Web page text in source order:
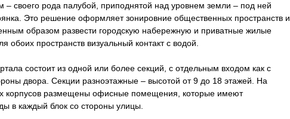
– своего рода палубой, приподнятой над уровнем земли – под ней
Это решение оформляет зонировние общественных пространств и
образом развести городскую набережную и приватные жилые
обоих пространств визуальный контакт с водой.
состоит из одной или более секций, с отдельным входом как с
двора. Секции разноэтажные – высотой от 9 до 18 этажей. На
корпусов размещены офисные помещения, которые имеют
в каждый блок со стороны улицы.